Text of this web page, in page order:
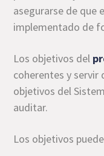
asegurarse de que
implementado de
Los objetivos del
coherentes y servir
objetivos del
auditar.
Los objetivos